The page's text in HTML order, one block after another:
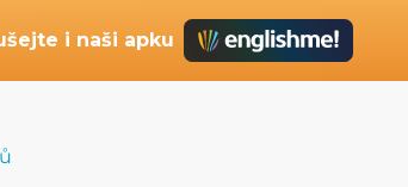
i naši apku